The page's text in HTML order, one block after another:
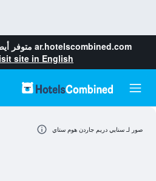
ar.hotelscombined.com متوفر
site in English
صور لـ سنايي دريم جاردن هوم ستاي